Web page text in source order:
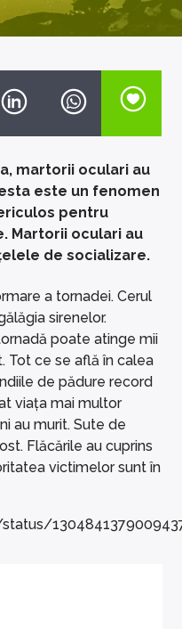
martorii oculari au
este un fenomen
pentru
Martorii oculari au
de socializare.
a tornadei. Cerul
sirenelor.
poate atinge mii
Tot ce se află în calea
de pădure record
viața mai multor
au murit. Sute de
Flăcările au cuprins
victimelor sunt în